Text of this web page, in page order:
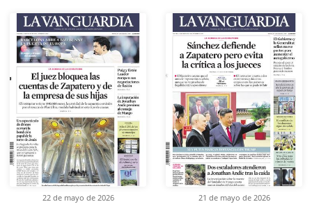
22 de mayo de 2026 21 de mayo de 2026